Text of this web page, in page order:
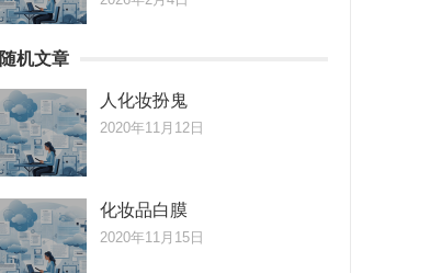
随机文章
人化妆扮鬼
2020年11月12日
化妆品白膜
2020年11月15日